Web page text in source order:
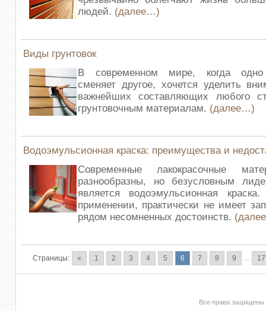
людей. (далее…)
Виды грунтовок
В современном мире, когда одно
сменяет другое, хочется уделить
важнейших составляющих любого
грунтовочным материалам. (далее…)
Водоэмульсионная краска: преимущества и
Современные лакокрасочные
разнообразны, но безусловным
является водоэмульсионная
применении, практически не имеет
рядом несомненных достоинств.
Страницы: « 1 2 3 4 5 6 7 8 9 ... 17
Все права